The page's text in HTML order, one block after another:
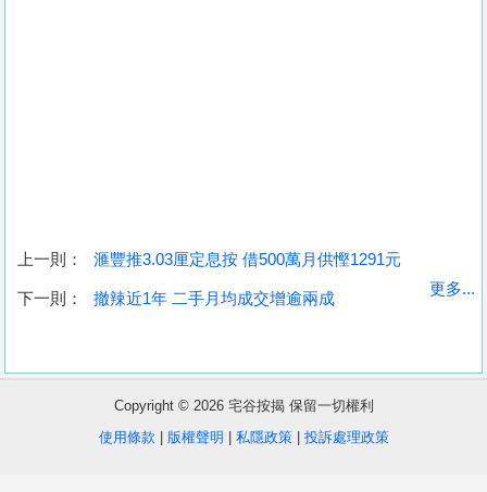
收
盤
上一則： 滙豐推3.03厘定息按 借500萬月供慳1291元
下一則： 撤辣近1年 二手月均成交增逾兩成
更多...
Copyright © 2026 宅谷按揭 保留一切權利
使用條款
版權聲明 私隱政策| 投訴處理政策